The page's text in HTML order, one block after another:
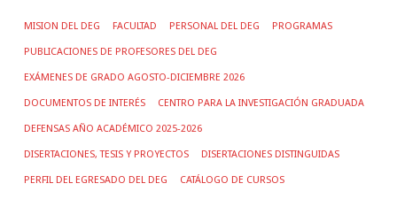
MISION DEL DEG FACULTAD PERSONAL DEL DEG PROGRAMAS
PUBLICACIONES DE PROFESORES DEL DEG
EXÁMENES DE GRADO AGOSTO-DICIEMBRE 2026
DOCUMENTOS DE INTERÉS CENTRO PARA LA INVESTIGACIÓN GRADUADA
DEFENSAS AÑO ACADÉMICO 2025-2026
DISERTACIONES, TESIS Y PROYECTOS DISERTACIONES DISTINGUIDAS
PERFIL DEL EGRESADO DEL DEG CATÁLOGO DE CURSOS